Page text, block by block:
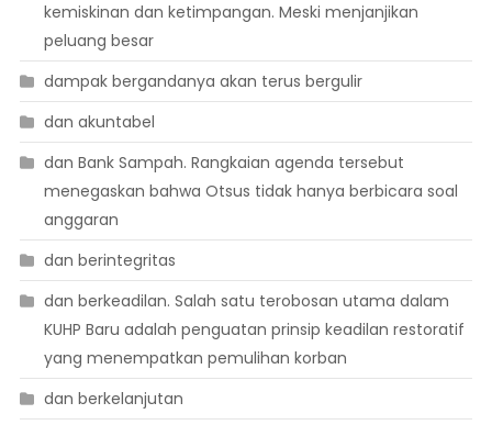
kemiskinan dan ketimpangan. Meski menjanjikan
peluang besar
dampak bergandanya akan terus bergulir
dan akuntabel
dan Bank Sampah. Rangkaian agenda tersebut
menegaskan bahwa Otsus tidak hanya berbicara soal
anggaran
dan berintegritas
dan berkeadilan. Salah satu terobosan utama dalam
KUHP Baru adalah penguatan prinsip keadilan restoratif
yang menempatkan pemulihan korban
dan berkelanjutan